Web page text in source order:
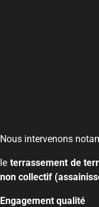
Nous intervenons
le terrassement de
non collectif
Engagement qualité